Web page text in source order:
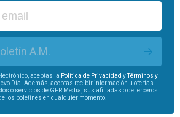
A.M.
aceptas la Política de Privacidad yTérminos y
Día. Además, aceptas recibir información u ofertas
o servicios de GFR Media, sus afiliadas o de terceros.
los boletines en cualquier momento.